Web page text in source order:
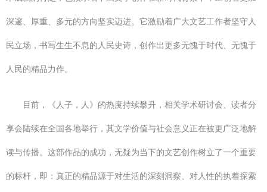
深邃、厚重、多元的方向坚实迈进。它激励着广大文艺工作者坚守人
民立场，书写生生不息的人民史诗，创作出更多无愧于时代、无愧于
人民的精品力作。
目前，《人子，人》的热度持续攀升，相关学术研讨会、读者分
享会陆续在全国各地举行，其文学价值与社会意义正在被更广泛地解
读与传播。这部作品的成功，无疑为当下的文艺创作树立了一个重要
的标杆，即：真正的精品源于对生活的深刻洞察、对人性的执着探索